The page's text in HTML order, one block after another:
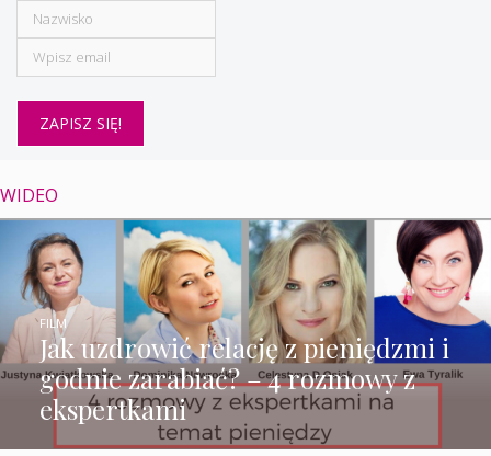
WIDEO
Jak uzdrowić relację z pieniędzmi i
godnie zarabiać? – 4 rozmowy z
ekspertkami
FILM